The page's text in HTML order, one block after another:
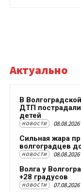
Актуально
В
ДТП
детей
НОВОСТИ 08.08.2026
Сильная жара
волгоградцев
НОВОСТИ 08.08.2026
Волга у
+28 градусов
НОВОСТИ 07.08.2026